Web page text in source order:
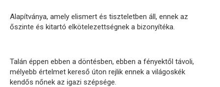
Alapítványa, amely elismert és tiszteletben áll, ennek az
őszinte és kitartó elkötelezettségnek a bizonyítéka.
Talán éppen ebben a döntésben, ebben a fényektől távoli,
mélyebb értelmet kereső úton rejlik ennek a világoskék
kendős nőnek az igazi szépsége.